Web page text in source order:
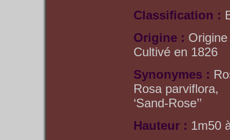
Classification :
Origine :
Cultivé en 1826
Synonymes :
Rosa parviflora,
‘Sand-Rose’’
Hauteur : 1m50